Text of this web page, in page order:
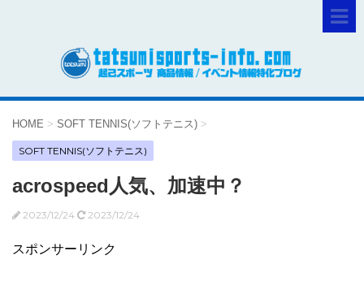
HOME > SOFT TENNIS(ソフトテニス) >
SOFT TENNIS(ソフトテニス)
acrospeed人気、加速中？
2023/12/24 2023/12/24
スポンサーリンク